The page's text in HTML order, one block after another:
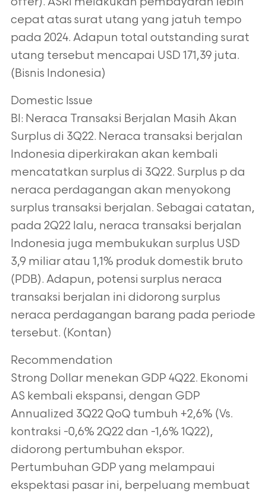
cepat atas surat utang yang jatuh tempo
pada 2024. Adapun total outstanding surat
utang tersebut mencapai USD 171,39 juta.
(Bisnis Indonesia)
Domestic Issue
BI: Neraca Transaksi Berjalan Masih Akan
Surplus di 3Q22. Neraca transaksi berjalan
Indonesia diperkirakan akan kembali
mencatatkan surplus di 3Q22. Surplus p da
neraca perdagangan akan menyokong
surplus transaksi berjalan. Sebagai catatan,
pada 2Q22 lalu, neraca transaksi berjalan
Indonesia juga membukukan surplus USD
3,9 miliar atau 1,1% produk domestik bruto
(PDB). Adapun, potensi surplus neraca
transaksi berjalan ini didorong surplus
neraca perdagangan barang pada periode
tersebut. (Kontan)
Recommendation
Strong Dollar menekan GDP 4Q22. Ekonomi
AS kembali ekspansi, dengan GDP
Annualized 3Q22 QoQ tumbuh +2,6% (Vs.
kontraksi -0,6% 2Q22 dan -1,6% 1Q22),
didorong pertumbuhan ekspor.
Pertumbuhan GDP yang melampaui
ekspektasi pasar ini, berpeluang membuat